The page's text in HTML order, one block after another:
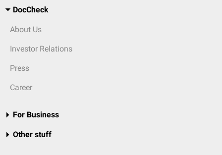
DocCheck
About Us
Investor Relations
Press
Career
For Business
Other stuff